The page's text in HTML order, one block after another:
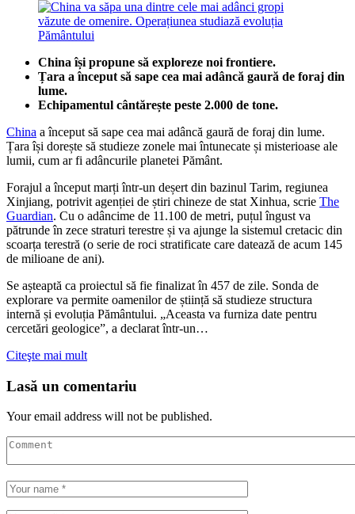
China își propune să exploreze noi frontiere.
Țara a început să sape cea mai adâncă gaură de foraj din
lume.
Echipamentul cântărește peste 2.000 de tone.
China a început să sape cea mai adâncă gaură de foraj din lume.
Țara își dorește să studieze zonele mai întunecate și misterioase ale
lumii, cum ar fi adâncurile planetei Pământ.
Forajul a început marți într-un deșert din bazinul Tarim, regiunea
Xinjiang, potrivit agenției de știri chineze de stat Xinhua, scrie The
Guardian. Cu o adâncime de 11.100 de metri, puțul îngust va
pătrunde în zece straturi terestre și va ajunge la sistemul cretacic din
scoarța terestră (o serie de roci stratificate care datează de acum 145
de milioane de ani).
Se așteaptă ca proiectul să fie finalizat în 457 de zile. Sonda de
explorare va permite oamenilor de știință să studieze structura
internă și evoluția Pământului. „Aceasta va furniza date pentru
cercetări geologice”, a declarat într-un…
Citeşte mai mult
Lasă un comentariu
Your email address will not be published.